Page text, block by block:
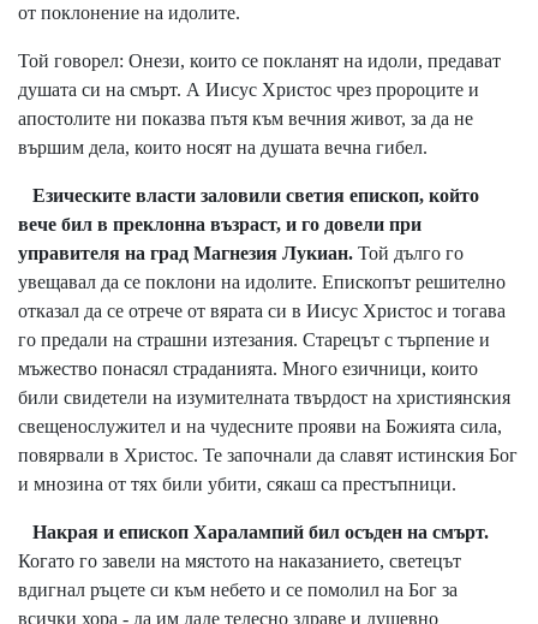
от поклонение на идолите.
Той говорел: Онези, които се покланят на идоли, предават
душата си на смърт. А Иисус Христос чрез пророците и
апостолите ни показва пътя към вечния живот, за да не
вършим дела, които носят на душата вечна гибел.
Езическите власти заловили светия eпископ, който
вече бил в преклонна възраст, и го довели при
управителя на град Магнезия Лукиан. Той дълго го
увещавал да се поклони на идолите. Епископът решително
отказал да се отрече от вярата си в Иисус Христос и тогава
го предали на страшни изтезания. Старецът с търпение и
мъжество понасял страданията. Много езичници, които
били свидетели на изумителната твърдост на християнския
свещенослужител и на чудесните прояви на Божията сила,
повярвали в Христос. Те започнали да славят истинския Бог
и мнозина от тях били убити, сякаш са престъпници.
Накрая и епископ Харалампий бил осъден на смърт.
Когато го завели на мястото на наказанието, светецът
вдигнал ръцете си към небето и се помолил на Бог за
всички хора - да им даде телесно здраве и душевно